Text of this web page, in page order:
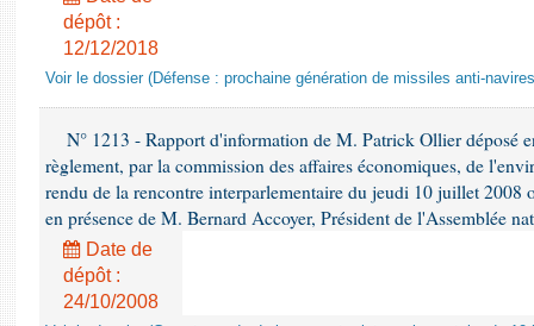
dépôt :
12/12/2018
Voir le dossier (Défense : prochaine génération de missiles anti-
N° 1213 - Rapport d'information de M. Patrick Ollier déposé
règlement, par la commission des affaires économiques, de
rendu de la rencontre interparlementaire du jeudi 10 juillet 2008
en présence de M. Bernard Accoyer, Président de l'Assemblée
Date de
dépôt :
24/10/2008